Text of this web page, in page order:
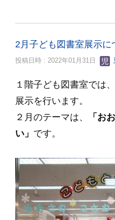
2月子ども図書室展示に
投稿日時 : 2022年01月31日
１階子ども図書室では
展示を行います。
２月のテーマは、
「お
い」 です。